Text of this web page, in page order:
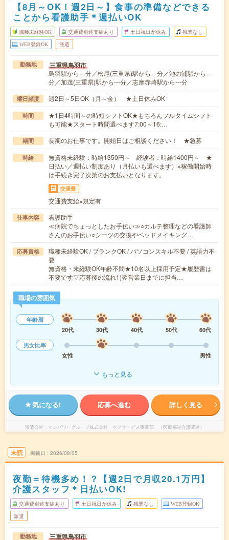
【8月～OK！週2日～】食事の準備などできる
ことから看護助手＊週払いOK
職種未経験OK 交通費別途支給あり 土日祝日が休み 残業なし
WEB登録OK 派遣
勤務地 三重県鳥羽市
鳥羽駅から---分／松尾(三重県)駅から---分／池の浦駅から---
分／加茂(三重県)駅から---分／志摩赤崎駅から---分
曜日頻度 週2日～5日OK（月～金） ★土日休みOK
時間
★1日4時間～の時短シフトOK★もちろんフルタイムシフト
も可能★スタート時間選べます7:00～16:…
期間 長期のお仕事です。開始日はご相談ください！ ★急募
時給
無資格未経験：時給1350円～ 経験者：時給1400円～ ★
日払い／週払い制度あり（月払いも選べます）※稼働開始時
は手続き完了次第のお支払いとなります。
交通費
交通費支給※規定有
仕事内容
看護助手
≪病院でちょっとしたお手伝い≫○カルテ整理などの看護師
さんのお手伝い○シーツの交換やベッドメイキング…
応募資格
職種未経験OK / ブランクOK / パソコンスキル不要 / 英語力不
要
無資格・未経験OK年齢不問★10名以上採用予定★履歴書は
不要です▽応募後の流れ1)翌営業日までに担当…
職場の雰囲気
年齢層
20代
30代 40代 50代
60代
男女比率
女性
男性
もっと見る
気になる! 応募へ進む 詳しく見る
派遣会社 マンパワーグループ株式会社 ケアサービス事業部 （医療福祉介護関連）
未読 掲載日 2026/08/05
夜勤＝待機多め！？【週2日で月収20.1万円】
介護スタッフ＊日払いOK!
交通費別途支給あり 土日祝日が休み 残業なし WEB登録OK
派遣
勤務地 三重県鳥羽市